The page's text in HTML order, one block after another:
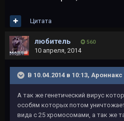
Цитата
любитель 560
10 апреля, 2014
В 10.04.2014 в 10:13, Ароннакс
А так же генетический вирус
особям которых потом
вида с 25 хромосомами, а так же